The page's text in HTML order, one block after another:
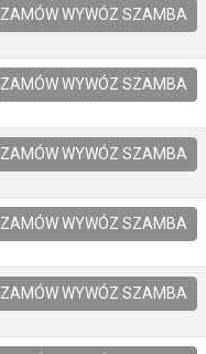
ZAMÓW WYWÓZ SZAMBA
ZAMÓW WYWÓZ SZAMBA
ZAMÓW WYWÓZ SZAMBA
ZAMÓW WYWÓZ SZAMBA
ZAMÓW WYWÓZ SZAMBA